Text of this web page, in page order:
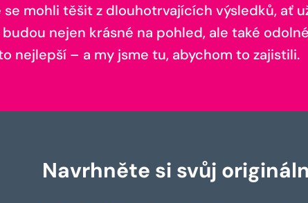
mohli těšit z dlouhotrvajících výsledků, ať
nejen krásné na pohled, ale také
nejlepší – a my jsme tu, abychom to zajistili.
Navrhněte si svůj